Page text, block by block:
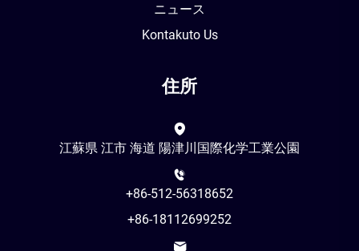
ニュース
Kontakuto Us
住所
江蘇県 江市 海道 陽津川国際化学工業公園
+86-512-56318652
+86-18112699252